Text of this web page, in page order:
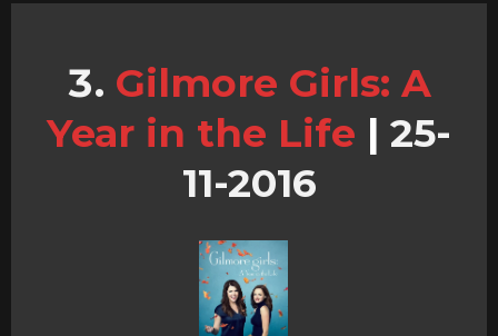
Gilmore Girls: A
Year in the Life | 25-
11-2016